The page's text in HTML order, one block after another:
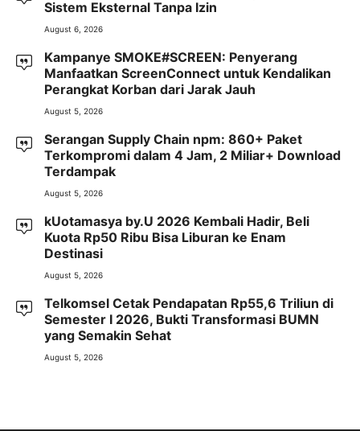
Sistem Eksternal Tanpa Izin
August 6, 2026
Kampanye SMOKE#SCREEN: Penyerang
Manfaatkan ScreenConnect untuk Kendalikan
Perangkat Korban dari Jarak Jauh
August 5, 2026
Serangan Supply Chain npm: 860+ Paket
Terkompromi dalam 4 Jam, 2 Miliar+ Download
Terdampak
August 5, 2026
kUotamasya by.U 2026 Kembali Hadir, Beli
Kuota Rp50 Ribu Bisa Liburan ke Enam
Destinasi
August 5, 2026
Telkomsel Cetak Pendapatan Rp55,6 Triliun di
Semester I 2026, Bukti Transformasi BUMN
yang Semakin Sehat
August 5, 2026